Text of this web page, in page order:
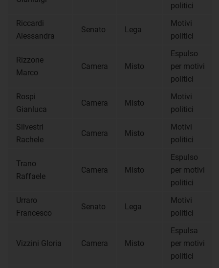
politici
Riccardi
Alessandra
Senato Lega
Motivi
politici
Rizzone
Marco
Camera Misto
Espulso
per motivi
politici
Rospi
Gianluca
Camera Misto
Motivi
politici
Silvestri
Rachele
Camera Misto
Motivi
politici
Trano
Raffaele
Camera Misto
Espulso
per motivi
politici
Urraro
Francesco
Senato Lega
Motivi
politici
Vizzini Gloria Camera Misto
Espulsa
per motivi
politici